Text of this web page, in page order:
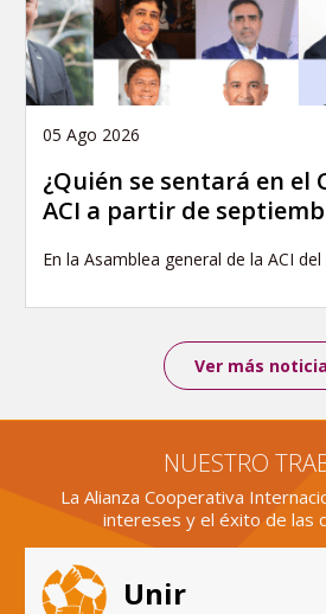
05 Ago 2026
¿Quién se sentará en el
ACI a partir de
En la Asamblea general de la ACI del
Ver más
NUESTRO
La Alianza Cooperativa
intereses y el éxito de las
Unir